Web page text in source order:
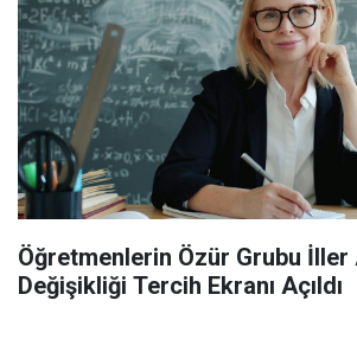
Öğretmenlerin Özür Grubu İller
Değişikliği Tercih Ekranı Açıldı